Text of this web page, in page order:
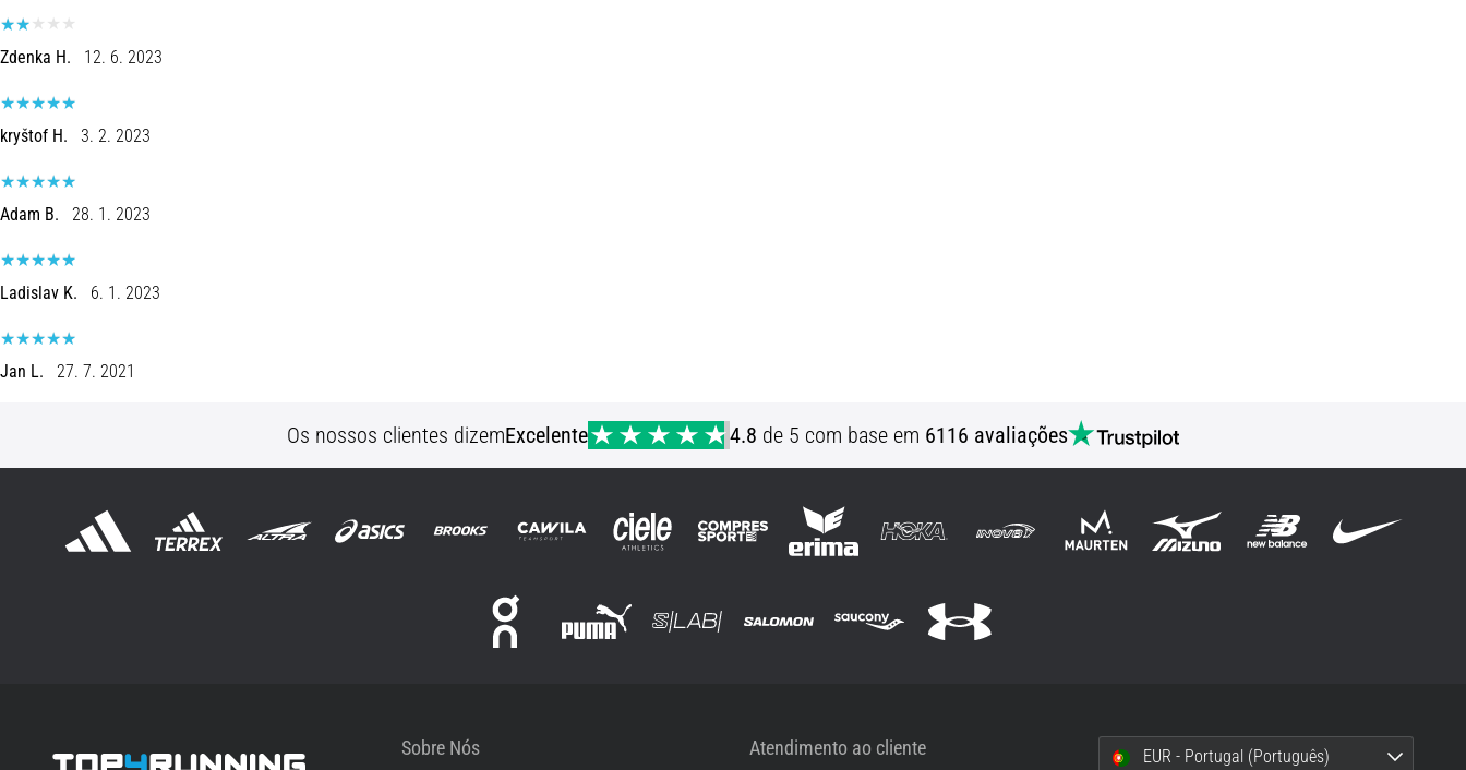
Zdenka H. 12. 6. 2023
kryštof H. 3. 2. 2023
Adam B. 28. 1. 2023
Ladislav K. 6. 1. 2023
Jan L. 27. 7. 2021
Os nossos clientes dizemExcelente 4.8 de 5 com base em 6116 avaliações
Sobre Nós Atendimento ao cliente EUR - Portugal (Português)